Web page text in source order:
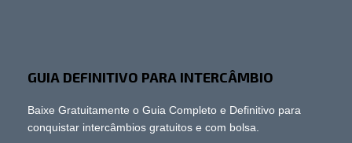
GUIA DEFINITIVO PARA INTERCÂMBIO
Baixe Gratuitamente o Guia Completo e Definitivo para
conquistar intercâmbios gratuitos e com bolsa.